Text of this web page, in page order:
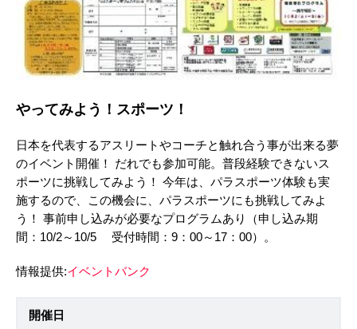
やってみよう！スポーツ！
日本を代表するアスリートやコーチと触れ合う事が出来る夢
のイベント開催！ だれでも参加可能。普段経験できないス
ポーツに挑戦してみよう！ 今年は、パラスポーツ体験も実
施するので、この機会に、パラスポーツにも挑戦してみよ
う！ 事前申し込みが必要なプログラムあり（申し込み期
間：10/2～10/5 受付時間：9：00～17：00）。
情報提供:イベントバンク
開催日